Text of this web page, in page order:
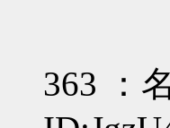
363 ：